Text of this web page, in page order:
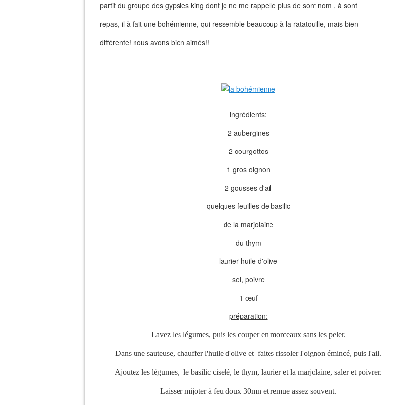
partit du groupe des gypsies king dont je ne me rappelle plus de sont nom , à sont
repas, il à fait une bohémienne, qui ressemble beaucoup à la ratatouille, mais bien
différente! nous avons bien aimés!!
ingrédients:
2 aubergines
2 courgettes
1 gros oignon
2 gousses d'ail
quelques feuilles de basilic
de la marjolaine
du thym
laurier huile d'olive
sel, poivre
1 œuf
préparation:
Lavez les légumes, puis les couper en morceaux sans les peler.
Dans une sauteuse, chauffer l'huile d'olive et faites rissoler l'oignon émincé, puis l'ail.
Ajoutez les légumes, le basilic ciselé, le thym, laurier et la marjolaine, saler et poivrer.
Laisser mijoter à feu doux 30mn et remue assez souvent.